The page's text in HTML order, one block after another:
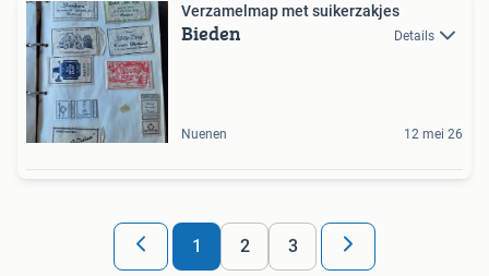
Verzamelmap met suikerzakjes
Bieden Details
Nuenen 12 mei 26
1 2 3